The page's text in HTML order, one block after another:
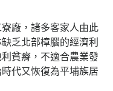
廠，諸多客家人由此
乏北部樟腦的經濟利
貧瘠，不適合農業發
代又恢復為平埔族居